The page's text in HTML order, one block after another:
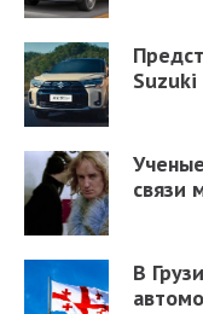
Suzuki
связи
В